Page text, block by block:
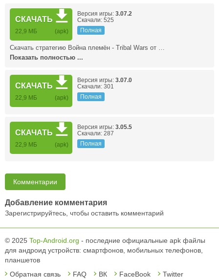
СКАЧАТЬ
22,9 МБ (apk)
Версия игры: 3.07.2
Скачали: 525
Полная
Скачать стратегию Война племён - Tribal Wars от …
Показать полностью ...
СКАЧАТЬ
22,9 МБ (apk)
Версия игры: 3.07.0
Скачали: 301
Полная
СКАЧАТЬ
22,9 МБ (apk)
Версия игры: 3.05.5
Скачали: 287
Полная
Комментарии
Добавление комментария
Зарегистрируйтесь, чтобы оставить комментарий
© 2025 Top-Android.org - последние официальные apk файлы
для андроид устройств: смартфонов, мобильных телефонов,
планшетов
Обратная связь
FAQ ВК FaceBook Twitter